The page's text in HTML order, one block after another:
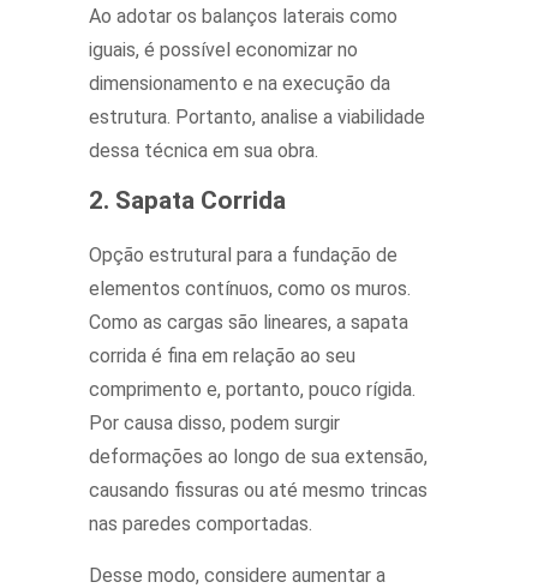
Ao adotar os balanços laterais como
iguais, é possível economizar no
dimensionamento e na execução da
estrutura. Portanto, analise a viabilidade
dessa técnica em sua obra.
2. Sapata Corrida
Opção estrutural para a fundação de
elementos contínuos, como os muros.
Como as cargas são lineares, a sapata
corrida é fina em relação ao seu
comprimento e, portanto, pouco rígida.
Por causa disso, podem surgir
deformações ao longo de sua extensão,
causando fissuras ou até mesmo trincas
nas paredes comportadas.
Desse modo, considere aumentar a